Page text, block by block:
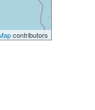
contributors